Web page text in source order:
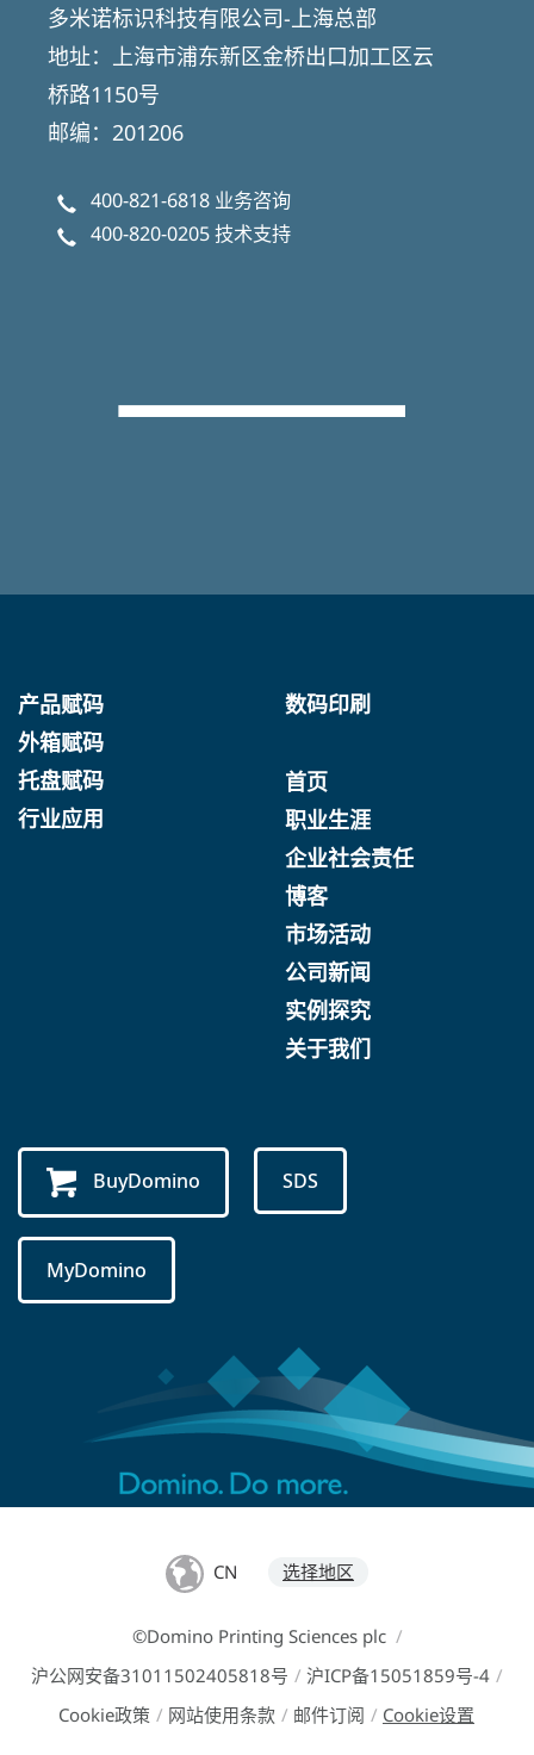
多米诺标识科技有限公司-上海总部
地址：上海市浦东新区金桥出口加工区云
桥路1150号
邮编：201206
400-821-6818 业务咨询
400-820-0205技术支持
产品赋码
外箱赋码
托盘赋码
行业应用
数码印刷
首页
职业生涯
企业社会责任
博客
市场活动
公司新闻
实例探究
关于我们
BuyDomino SDS
MyDomino
CN 选择地区
©Domino Printing Sciences plc /
沪公网安备31011502405818号 / 沪ICP备15051859号-4 /
Cookie政策 / 网站使用条款 / 邮件订阅 / Cookie设置